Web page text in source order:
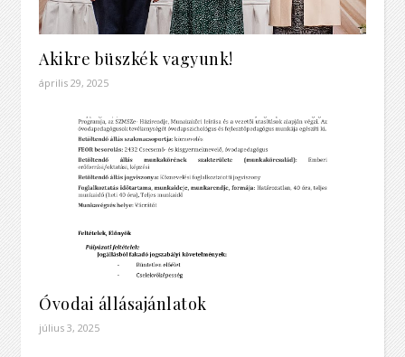
Akikre büszkék vagyunk!
április 29, 2025
Óvodai állásajánlatok
július 3, 2025